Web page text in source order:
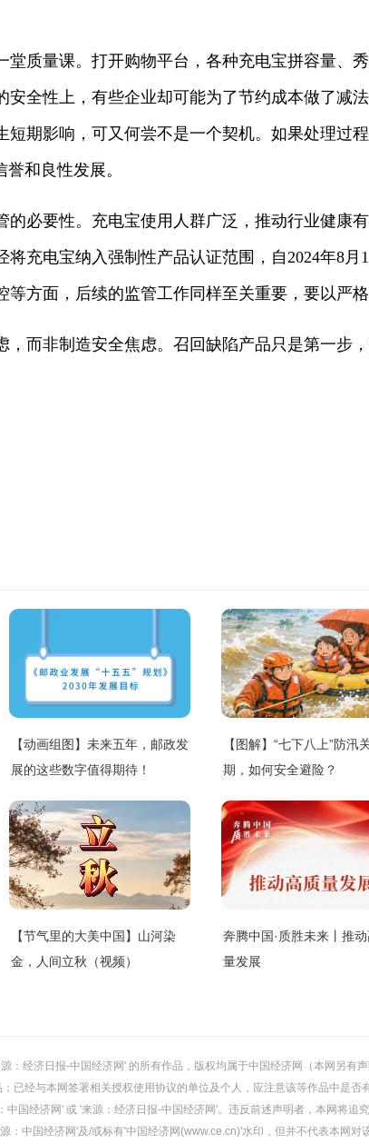
堂质量课。打开购物平台，各种充电宝拼容量、
全性上，有些企业却可能为了节约成本做了减
短期影响，可又何尝不是一个契机。如果处理过
和良性发展。
的必要性。充电宝使用人群广泛，推动行业健康
将充电宝纳入强制性产品认证范围，自2024年8
方面，后续的监管工作同样至关重要，要以严格
，而非制造安全焦虑。召回缺陷产品只是第一步
【动画组图】未来五年，邮政发
展的这些数字值得期待！
【图解】“七下八上”防汛
期，如何安全避险？
【节气里的大美中国】山河染
金，人间立秋（视频）
奔腾中国·质胜未来丨推
量发展
：经济日报-中国经济网' 的所有作品，版权均属于中国经济网（本网另有
已经与本网签署相关授权使用协议的单位及个人，应注意该等作品中是否
国经济网' 或 '来源：经济日报-中国经济网'。违反前述声明者，本网将追究
：中国经济网'及/或标有'中国经济网(www.ce.cn)'水印，但并不代表本网